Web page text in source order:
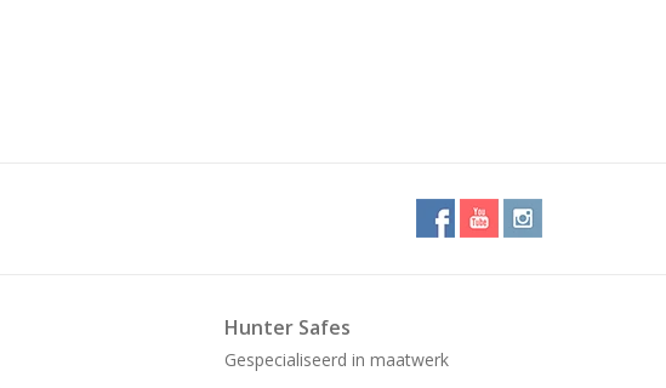
Hunter Safes
Gespecialiseerd in maatwerk